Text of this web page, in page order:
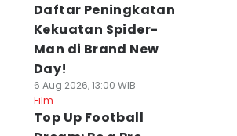
Daftar Peningkatan
Kekuatan Spider-
Man di Brand New
Day!
6 Aug 2026, 13:00 WIB
Film
Top Up Football